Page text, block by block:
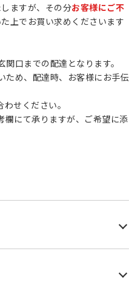
ますが、その分お客様にご不
上でお買い求めくださいます
口までの配達となります。
ため、配達時、お客様にお手伝
せください。
欄にて承りますが、ご希望に添